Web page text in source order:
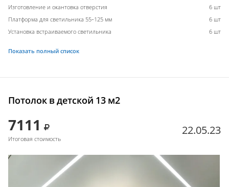
Изготовление и окантовка отверстия
6 шт
Платформа для светильника 55-125 мм
6 шт
Установка встраиваемого светильника
6 шт
Показать полный список
Потолок в детской 13 м2
7111
Итоговая стоимость
22.05.23